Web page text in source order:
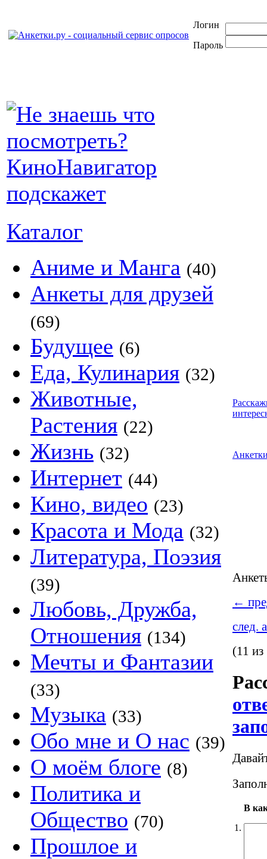
Логин
Пароль
Каталог
Аниме и Манга (40)
Анкеты для друзей
(69)
Будущее (6)
Еда, Кулинария (32)
Животные,
Растения (22)
Жизнь (32)
Интернет (44)
Кино, видео (23)
Красота и Мода (32)
Литература, Поэзия
(39)
Любовь, Дружба,
Отношения (134)
Мечты и Фантазии
(33)
Музыка (33)
Обо мне и О нас (39)
О моём блоге (8)
Политика и
Общество (70)
Прошлое и
←
след.
(11
1.
В